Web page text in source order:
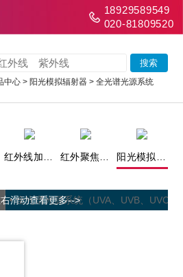
18929589549
020-81809520
中心 > 阳光模拟辐射器 >全光谱光源系统
全光谱光源系统（UVA、UVB、UVC）